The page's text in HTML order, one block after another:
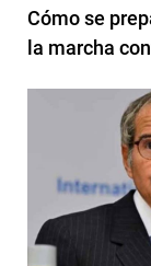
Cómo se
la marcha